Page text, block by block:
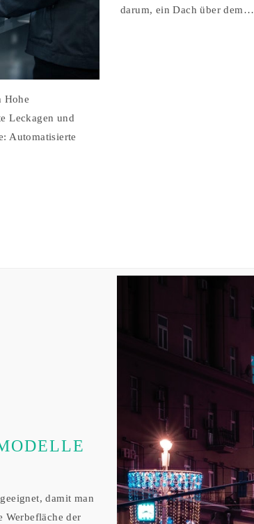
Hohe
Leckagen und
Automatisierte
darum, ein Dach über dem…
damit man
Werbefläche der